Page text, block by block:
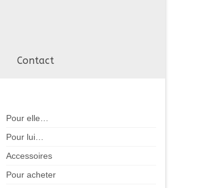
Contact
Pour elle…
Pour lui…
Accessoires
Pour acheter